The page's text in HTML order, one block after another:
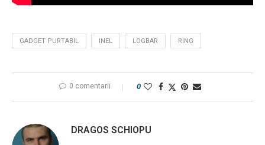
GADGET PURTABIL INEL LOGBAR RING
0 comentarii 0
DRAGOS SCHIOPU